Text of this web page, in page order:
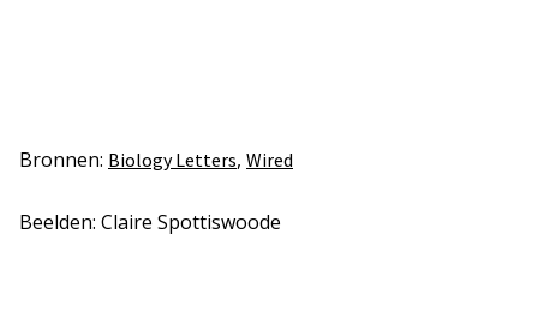
Bronnen: Biology Letters, Wired
Beelden: Claire Spottiswoode